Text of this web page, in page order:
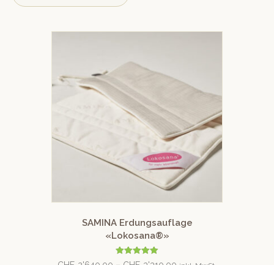
SAMINA Erdungsauflage
«Lokosana®»
Bewertet mit